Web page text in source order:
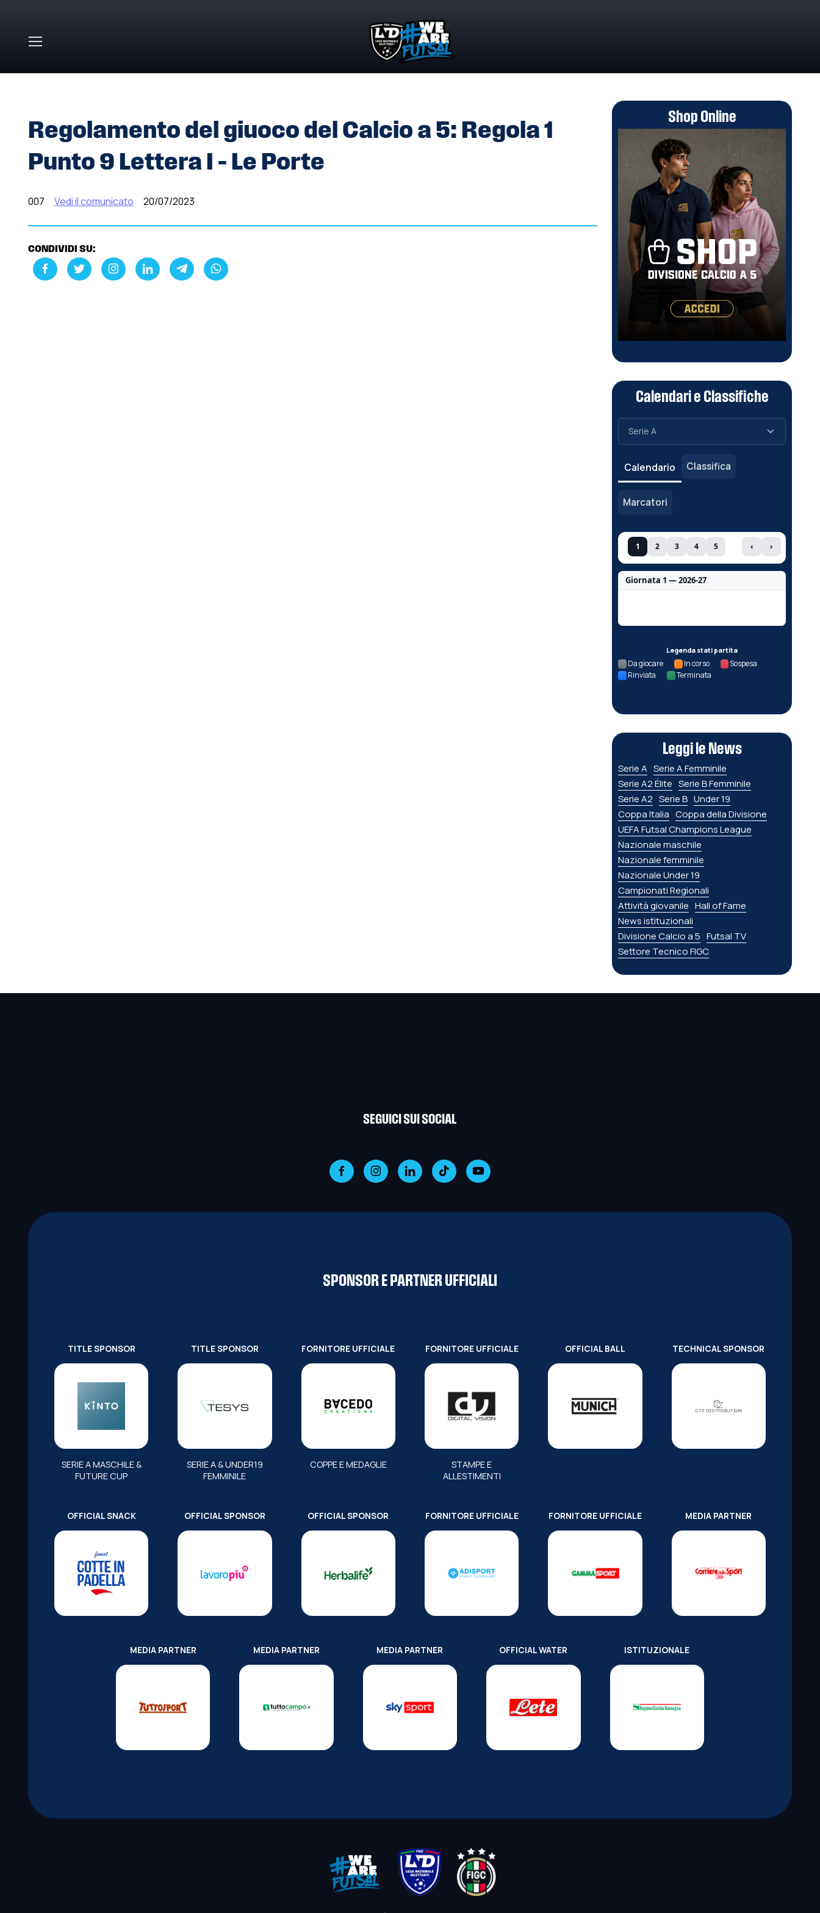
Regolamento del giuoco del Calcio a 5: Regola 1
Punto 9 Lettera I – Le Porte
007 Vedi il comunicato 20/07/2023
CONDIVIDI SU:
Shop Online
Calendari e Classifiche
Calendario Classifica
Marcatori
1 2 3 4 5 ‹ ›
Giornata 1 — 2026-27
Legenda stati partita
Da giocare In corso
Sospesa
Rinviata
Terminata
Leggi le News
Serie A Serie A Femminile
Serie A2 Élite Serie B Femminile
Serie A2 Serie B Under 19
Coppa Italia Coppa della Divisione
UEFA Futsal Champions League
Nazionale maschile
Nazionale femminile
Nazionale Under 19
Campionati Regionali
Attività giovanile Hall of Fame
News istituzionali
Divisione Calcio a 5 Futsal TV
Settore Tecnico FIGC
SEGUICI SUI SOCIAL
SPONSOR E PARTNER UFFICIALI
TITLE SPONSOR
SERIE A MASCHILE &
FUTURE CUP
TITLE SPONSOR
SERIE A & UNDER19
FEMMINILE
FORNITORE UFFICIALE
COPPE E MEDAGLIE
FORNITORE UFFICIALE
STAMPE E
ALLESTIMENTI
OFFICIAL BALL TECHNICAL SPONSOR
OFFICIAL SNACK OFFICIAL SPONSOR OFFICIAL SPONSOR FORNITORE UFFICIALE FORNITORE UFFICIALE MEDIA PARTNER
MEDIA PARTNER MEDIA PARTNER MEDIA PARTNER OFFICIAL WATER ISTITUZIONALE